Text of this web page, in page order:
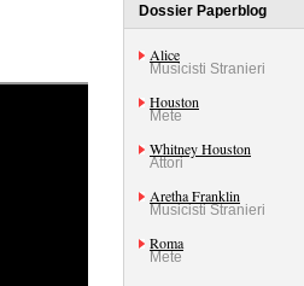
Dossier Paperblog
Alice
Musicisti Stranieri
Houston
Mete
Whitney Houston
Attori
Aretha Franklin
Musicisti Stranieri
Roma
Mete